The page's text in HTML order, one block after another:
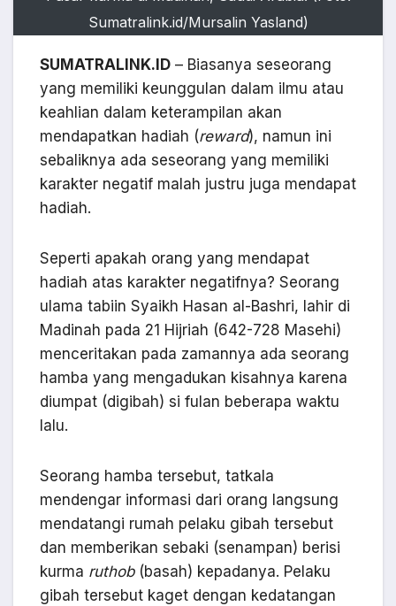
Sumatralink.id/Mursalin Yasland)
SUMATRALINK.ID – Biasanya seseorang
yang memiliki keunggulan dalam ilmu atau
keahlian dalam keterampilan akan
mendapatkan hadiah (reward), namun ini
sebaliknya ada seseorang yang memiliki
karakter negatif malah justru juga mendapat
hadiah.
Seperti apakah orang yang mendapat
hadiah atas karakter negatifnya? Seorang
ulama tabiin Syaikh Hasan al-Bashri, lahir di
Madinah pada 21 Hijriah (642-728 Masehi)
menceritakan pada zamannya ada seorang
hamba yang mengadukan kisahnya karena
diumpat (digibah) si fulan beberapa waktu
lalu.
Seorang hamba tersebut, tatkala
mendengar informasi dari orang langsung
mendatangi rumah pelaku gibah tersebut
dan memberikan sebaki (senampan) berisi
kurma ruthob(basah) kepadanya. Pelaku
gibah tersebut kaget dengan kedatangan